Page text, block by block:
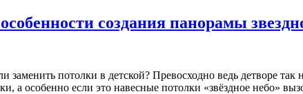
создания панорамы
заменить потолки в детской? Превосходно ведь детворе
а особенно если это навесные потолки «звёздное небо»